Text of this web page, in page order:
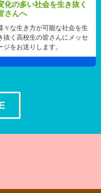
化の多い社会を生き抜く
さんへ
々な生き方が可能な社会を生
抜く高校生の皆さんにメッセ
ジをお送りします。